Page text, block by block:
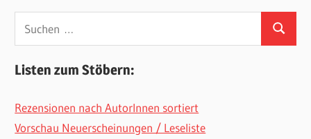
Suchen
Listen zum Stöbern:
Rezensionen nach AutorInnen sortiert
Vorschau Neuerscheinungen / Leseliste